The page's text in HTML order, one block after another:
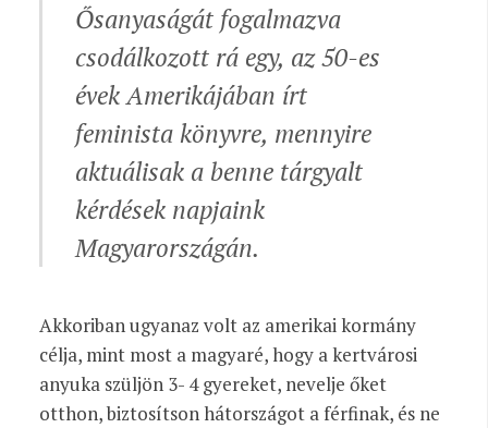
Ősanyaságát fogalmazva
csodálkozott rá egy, az 50-es
évek Amerikájában írt
feminista könyvre, mennyire
aktuálisak a benne tárgyalt
kérdések napjaink
Magyarországán.
Akkoriban ugyanaz volt az amerikai kormány
célja, mint most a magyaré, hogy a kertvárosi
anyuka szüljön 3- 4 gyereket, nevelje őket
otthon, biztosítson hátországot a férfinak, és ne